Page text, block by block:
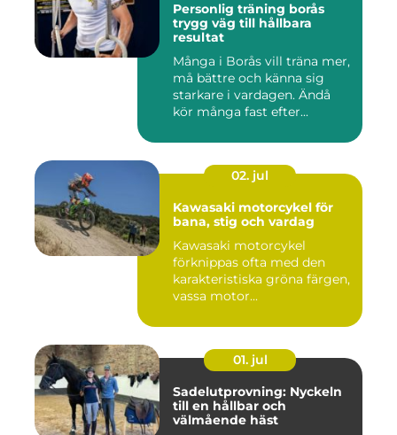
Personlig träning borås
trygg väg till hållbara
resultat
Många i Borås vill träna mer,
må bättre och känna sig
starkare i vardagen. Ändå
kör många fast efter...
02. jul
Kawasaki motorcykel för
bana, stig och vardag
Kawasaki motorcykel
förknippas ofta med den
karakteristiska gröna färgen,
vassa motor...
01. jul
Sadelutprovning: Nyckeln
till en hållbar och
välmående häst